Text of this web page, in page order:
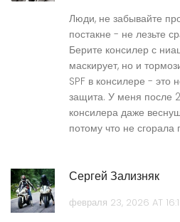
Люди, не забывайте
постакне - не лезьте
Берите консилер с
маскирует, но и
SPF в консилере - это
защита. У меня после
консилера даже
потому что не сгорала
Сергей Зализняк
февраля 23, 2026 AT